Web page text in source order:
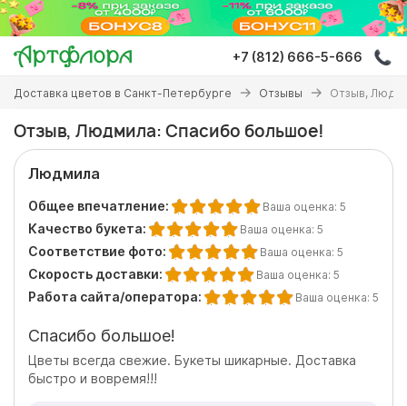
Перейти
основному
содержанию
+7 (812) 666-5-666
Вы
здесь
Доставка цветов в Санкт-Петербурге Отзывы Отзыв,
Отзыв, Людмила: Спасибо большое!
Людмила
Общее впечатление: Ваша оценка: 5
Качество букета: Ваша оценка: 5
Соответствие фото: Ваша оценка: 5
Скорость доставки: Ваша оценка: 5
Работа сайта/оператора: Ваша оценка: 5
Спасибо большое!
Цветы всегда свежие. Букеты шикарные. Доставка
быстро и вовремя!!!